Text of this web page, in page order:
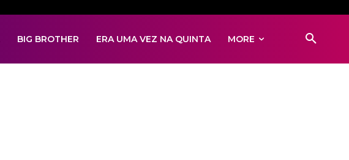
BIG BROTHER ERA UMA VEZ NA QUINTA MORE